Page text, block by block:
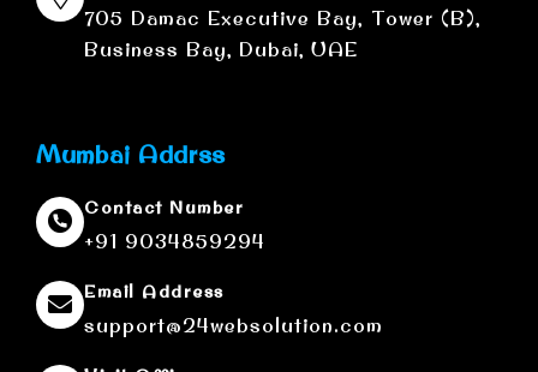
705 Damac Executive Bay, Tower (B),
Business Bay, Dubai, UAE
Mumbai Addrss
Contact Number
+91 9034859294
Email Address
support@24websolution.com